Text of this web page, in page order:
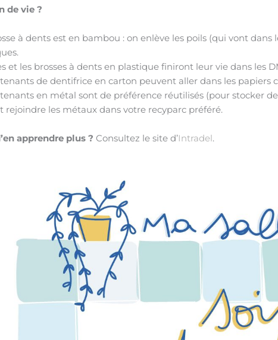
de vie ?
à dents est en bambou : on enlève les poils (qui vont
et les brosses à dents en plastique finiront leur vie dans les
de dentifrice en carton peuvent aller dans les papiers
en métal sont de préférence réutilisés (pour stocker
rejoindre les métaux dans votre recyparc préféré.
apprendre plus ? Consultez le site d’Intradel.